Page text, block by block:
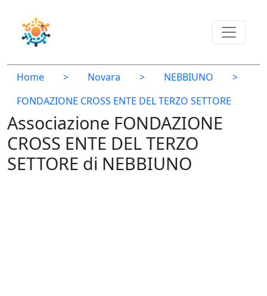
Home > Novara > NEBBIUNO
>
FONDAZIONE CROSS ENTE DEL TERZO SETTORE
Associazione FONDAZIONE
CROSS ENTE DEL TERZO
SETTORE di NEBBIUNO